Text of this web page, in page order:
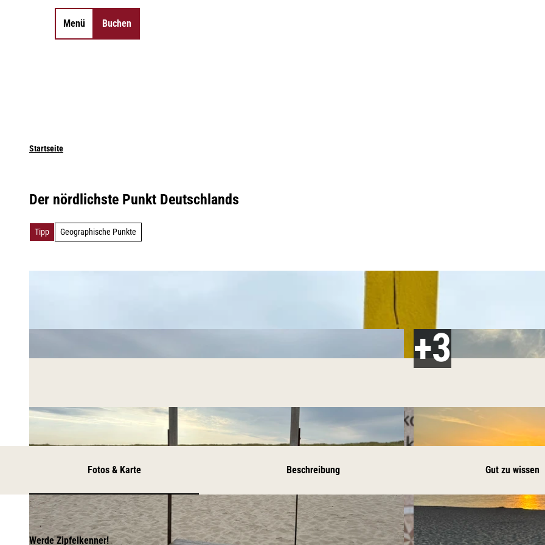
Menü Buchen
Startseite
Der nördlichste Punkt Deutschlands
Tipp Geographische Punkte
Fotos & Karte Beschreibung Gut zu wissen
Werde Zipfelkenner!